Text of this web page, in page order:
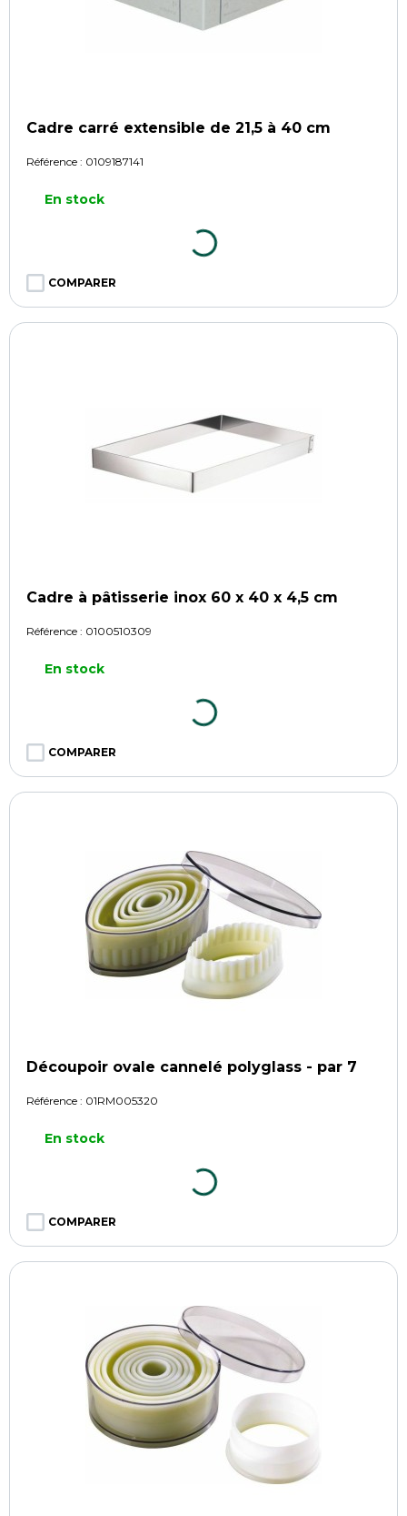
Cadre carré extensible de 21,5 à 40 cm
Référence : 0109187141
En stock
COMPARER
Cadre à pâtisserie inox 60 x 40 x 4,5 cm
Référence : 0100510309
En stock
COMPARER
Découpoir ovale cannelé polyglass - par 7
Référence : 01RM005320
En stock
COMPARER